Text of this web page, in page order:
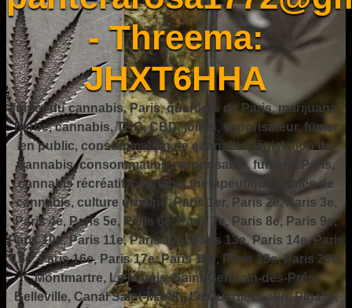
- Threema:
JHXT6HHA
fumer du cannabis, Paris, quartiers de Paris, marijuana,
herbe, cannabis, THC, CBD, joints, vaporisateur, fumer
en public, consommation de cannabis, législation du
cannabis, consommation responsable, fumer à Paris,
cannabis récréatif, cannabis thérapeutique, fumée de
cannabis, culture urbaine, Paris 1er, Paris 2e, Paris 3e,
Paris 4e, Paris 5e, Paris 6e, Paris 7e, Paris 8e, Paris 9e,
Paris 10e, Paris 11e, Paris 12e, Paris 13e, Paris 14e, Paris
15e, Paris 16e, Paris 17e, Paris 18e, Paris 19e, Paris 20e,
Montmartre, Le Marais, Saint-Germain-des-Prés,
Belleville, Canal Saint-Martin, Le Quartier Latin, Pigalle,